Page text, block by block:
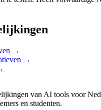
→
→
van AI tools voor
en studenten.